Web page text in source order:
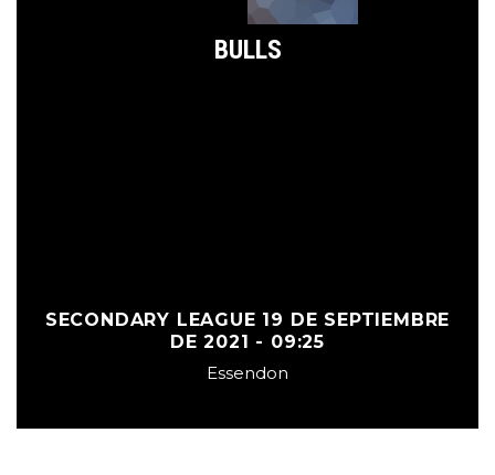
BULLS
SECONDARY LEAGUE 19 DE SEPTIEMBRE
DE 2021 - 09:25
Essendon